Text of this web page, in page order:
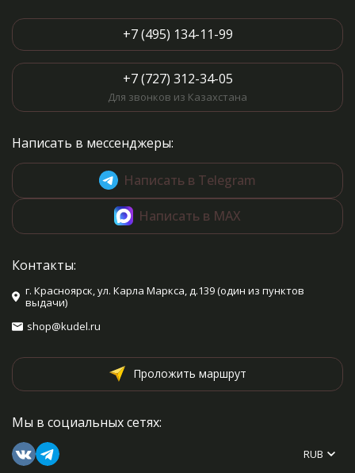
+7 (495) 134-11-99
+7 (727) 312-34-05
Для звонков из Казахстана
Написать в мессенджеры:
Написать в Telegram
Написать в MAX
Контакты:
г. Красноярск, ул. Карла Маркса, д.139 (один из пунктов
выдачи)
shop@kudel.ru
Проложить маршрут
Мы в социальных сетях:
RUB